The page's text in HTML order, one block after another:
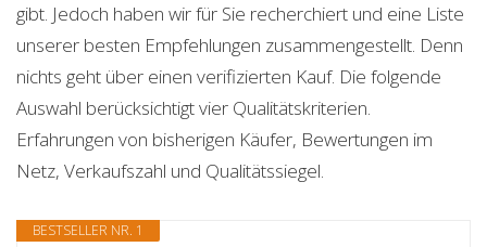
gibt. Jedoch haben wir für Sie recherchiert und eine Liste
unserer besten Empfehlungen zusammengestellt. Denn
nichts geht über einen verifizierten Kauf. Die folgende
Auswahl berücksichtigt vier Qualitätskriterien.
Erfahrungen von bisherigen Käufer, Bewertungen im
Netz, Verkaufszahl und Qualitätssiegel.
BESTSELLER NR. 1